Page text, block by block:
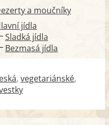
a moučníky
jídla
Sladká jídla
Bezmasá jídla
vegetariánské